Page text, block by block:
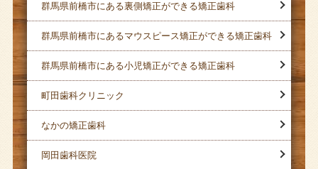
群馬県前橋市にある裏側矯正ができる矯正歯科
群馬県前橋市にあるマウスピース矯正ができる矯正歯科
群馬県前橋市にある小児矯正ができる矯正歯科
町田歯科クリニック
なかの矯正歯科
岡田歯科医院